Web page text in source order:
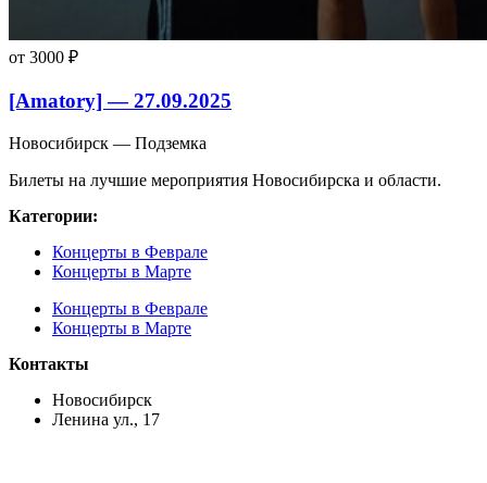
от 3000 ₽
[Amatory] — 27.09.2025
Новосибирск — Подземка
Билеты на лучшие мероприятия Новосибирска и области.
Категории:
Концерты в Феврале
Концерты в Марте
Концерты в Феврале
Концерты в Марте
Контакты
Новосибирск
Ленина ул., 17